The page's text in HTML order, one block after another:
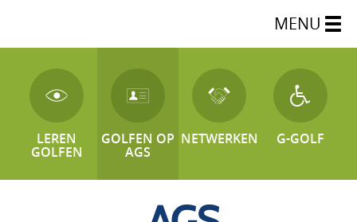
MENU
LEREN
GOLFEN
GOLFEN OP
AGS
NETWERKEN G-GOLF